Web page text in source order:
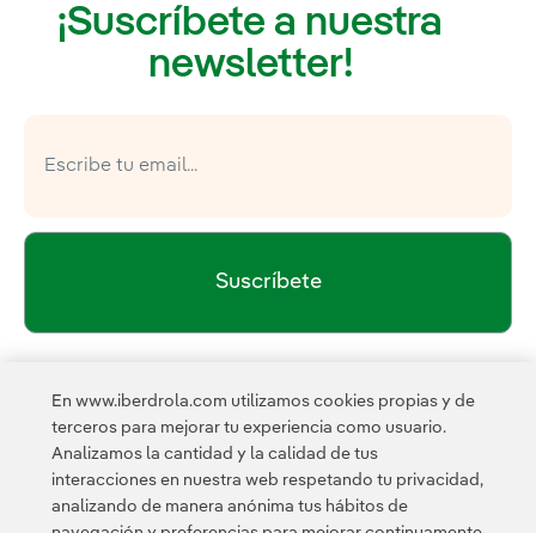
¡Suscríbete a nuestra
newsletter!
Suscríbete
He leído y acepto la
Newsletter
Enlace externo, se abre en ventana nueva.
Esta página está protegida por reCAPTCHA y se aplican la
Política de privacidad y los Términos de servicio
de
En www.iberdrola.com utilizamos cookies propias y de
terceros para mejorar tu experiencia como usuario.
Analizamos la cantidad y la calidad de tus
interacciones en nuestra web respetando tu privacidad,
analizando de manera anónima tus hábitos de